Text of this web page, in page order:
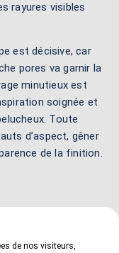
rayures visibles
est décisive, car
pores va garnir la
minutieux est
soignée et
Toute
d’aspect, gêner
de la finition.
de nos visiteurs,